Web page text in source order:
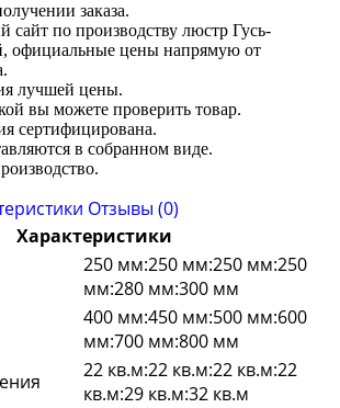
заказа.
по производству люстр Гусь-
официальные цены напрямую от
лучшей цены.
вы можете проверить товар.
сертифицирована.
в собранном виде.
Отзывы (0)
Характеристики
250 мм:250 мм:250 мм:250
мм:280 мм:300 мм
400 мм:450 мм:500 мм:600
мм:700 мм:800 мм
22 кв.м:22 кв.м:22 кв.м:22
кв.м:29 кв.м:32 кв.м